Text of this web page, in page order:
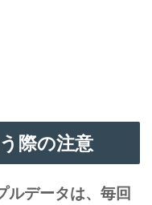
際の注意
ルデータは、毎回